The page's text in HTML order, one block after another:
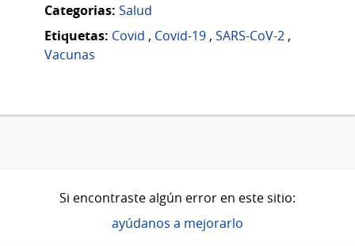
Categorias: Salud
Etiquetas: Covid , Covid-19 , SARS-CoV-2 ,
Vacunas
Si encontraste algún error en este sitio:
ayúdanos a mejorarlo